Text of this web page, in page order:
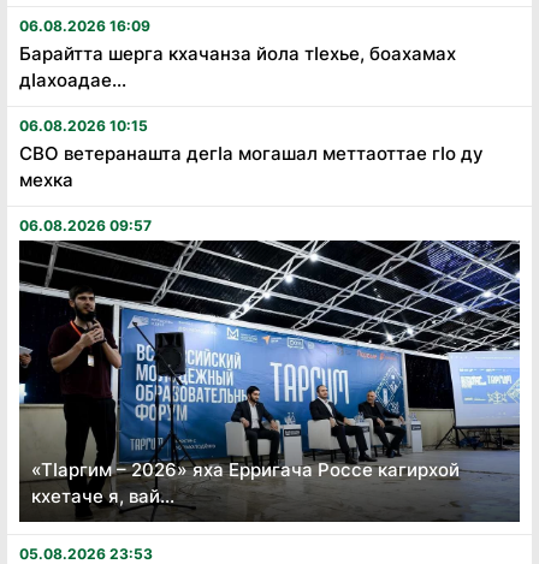
06.08.2026 16:09
Барайтта шерга кхачанза йола тӏехье, боахамах
дӏахоадае...
06.08.2026 10:15
СВО ветеранашта дегӏа могашал меттаоттае гӏо ду
мехка
06.08.2026 09:57
«Тӏаргим – 2026» яха Ерригача Россе кагирхой
кхетаче я, вай...
05.08.2026 23:53